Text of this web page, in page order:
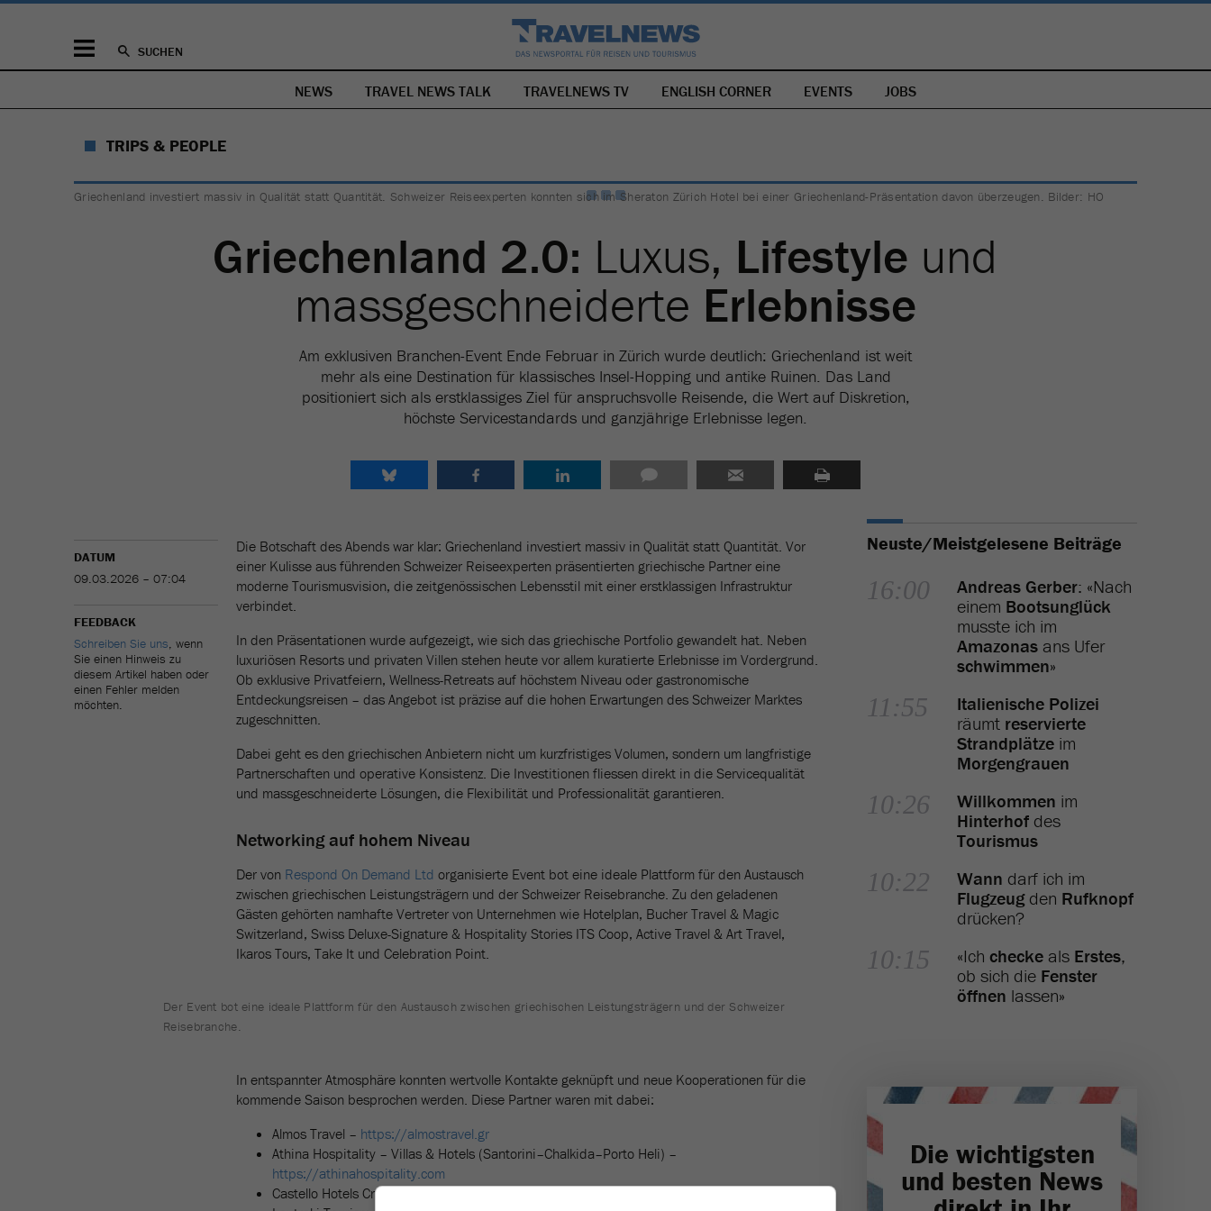
SUCHEN
NAVIGATION
ÜBERSPRINGEN
NEWS TRAVEL NEWS TALK TRAVELNEWS TV ENGLISH CORNER EVENTS JOBS
TRIPS & PEOPLE
Griechenland investiert massiv in Qualität statt Quantität. Schweizer Reiseexperten konnten sich im Sheraton Zürich Hotel bei einer Griechenland-Präsentation davon überzeugen. Bilder: HO
Griechenland 2.0: Luxus, Lifestyle und
massgeschneiderte Erlebnisse
Am exklusiven Branchen-Event Ende Februar in Zürich wurde deutlich: Griechenland ist weit
mehr als eine Destination für klassisches Insel-Hopping und antike Ruinen. Das Land
positioniert sich als erstklassiges Ziel für anspruchsvolle Reisende, die Wert auf Diskretion,
höchste Servicestandards und ganzjährige Erlebnisse legen.
DATUM
09.03.2026 – 07:04
FEEDBACK
Schreiben Sie uns, wenn
Sie einen Hinweis zu
diesem Artikel haben oder
einen Fehler melden
möchten.
Die Botschaft des Abends war klar: Griechenland investiert massiv in Qualität statt Quantität. Vor
einer Kulisse aus führenden Schweizer Reiseexperten präsentierten griechische Partner eine
moderne Tourismusvision, die zeitgenössischen Lebensstil mit einer erstklassigen Infrastruktur
verbindet.
In den Präsentationen wurde aufgezeigt, wie sich das griechische Portfolio gewandelt hat. Neben
luxuriösen Resorts und privaten Villen stehen heute vor allem kuratierte Erlebnisse im Vordergrund.
Ob exklusive Privatfeiern, Wellness-Retreats auf höchstem Niveau oder gastronomische
Entdeckungsreisen – das Angebot ist präzise auf die hohen Erwartungen des Schweizer Marktes
zugeschnitten.
Dabei geht es den griechischen Anbietern nicht um kurzfristiges Volumen, sondern um langfristige
Partnerschaften und operative Konsistenz. Die Investitionen fliessen direkt in die Servicequalität
und massgeschneiderte Lösungen, die Flexibilität und Professionalität garantieren.
Networking auf hohem Niveau
Der von Respond On Demand Ltd organisierte Event bot eine ideale Plattform für den Austausch
zwischen griechischen Leistungsträgern und der Schweizer Reisebranche. Zu den geladenen
Gästen gehörten namhafte Vertreter von Unternehmen wie Hotelplan, Bucher Travel & Magic
Switzerland, Swiss Deluxe-Signature & Hospitality Stories ITS Coop, Active Travel & Art Travel,
Ikaros Tours, Take It und Celebration Point.
Der Event bot eine ideale Plattform für den Austausch zwischen griechischen Leistungsträgern und der Schweizer
Reisebranche.
In entspannter Atmosphäre konnten wertvolle Kontakte geknüpft und neue Kooperationen für die
kommende Saison besprochen werden. Diese Partner waren mit dabei:
Almos Travel – https://almostravel.gr
Athina Hospitality – Villas & Hotels (Santorini–Chalkida–Porto Heli) –
https://athinahospitality.com
Castello Hotels Crete –
Neuste/Meistgelesene Beiträge
16:00 Andreas Gerber: «Nach
einem Bootsunglück
musste ich im
Amazonas ans Ufer
schwimmen»
11:55
Italienische Polizei
räumt reservierte
Strandplätze im
Morgengrauen
10:26 Willkommen im
Hinterhof des
Tourismus
10:22 Wann darf ich im
Flugzeugden Rufknopf
drücken?
10:15 «Ich checke als Erstes,
ob sich die Fenster
öffnen lassen»
Die wichtigsten
und besten News